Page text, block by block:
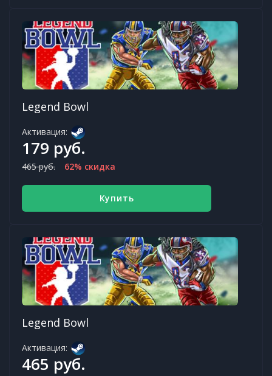
Legend Bowl
Активация:
179 руб.
465 руб. 62% скидка
Купить
Legend Bowl
Активация:
465 руб.